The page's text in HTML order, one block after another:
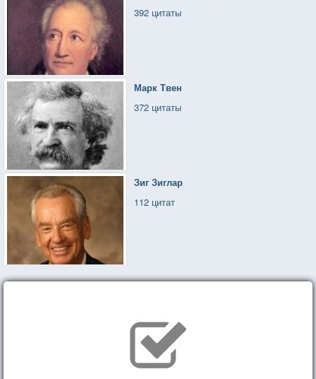
392 цитаты
Марк Твен
372 цитаты
Зиг Зиглар
112 цитат